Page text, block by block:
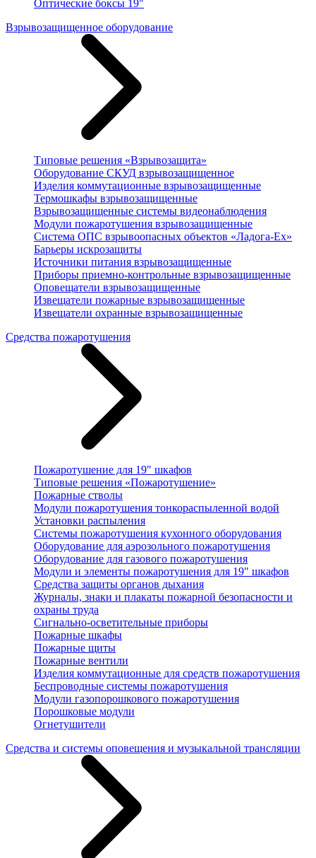
Оптические боксы 19"
Взрывозащищенное оборудование
Типовые решения «Взрывозащита»
Оборудование СКУД взрывозащищенное
Изделия коммутационные взрывозащищенные
Термошкафы взрывозащищенные
Взрывозащищенные системы видеонаблюдения
Модули пожаротушения взрывозащищенные
Система ОПС взрывоопасных объектов «Ладога-Ex»
Барьеры искрозащиты
Источники питания взрывозащищенные
Приборы приемно-контрольные взрывозащищенные
Оповещатели взрывозащищенные
Извещатели пожарные взрывозащищенные
Извещатели охранные взрывозащищенные
Средства пожаротушения
Пожаротушение для 19" шкафов
Типовые решения «Пожаротушение»
Пожарные стволы
Модули пожаротушения тонкораспыленной водой
Установки распыления
Системы пожаротушения кухонного оборудования
Оборудование для аэрозольного пожаротушения
Оборудование для газового пожаротушения
Модули и элементы пожаротушения для 19" шкафов
Средства защиты органов дыхания
Журналы, знаки и плакаты пожарной безопасности и
охраны труда
Сигнально-осветительные приборы
Пожарные шкафы
Пожарные щиты
Пожарные вентили
Изделия коммутационные для средств пожаротушения
Беспроводные системы пожаротушения
Модули газопорошкового пожаротушения
Порошковые модули
Огнетушители
Средства и системы оповещения и музыкальной трансляции